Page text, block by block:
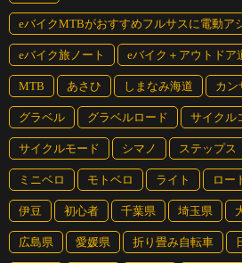
eバイクMTBがおすすめフルサスに電動ア
eバイク旅ノート eバイク＋アウトドア
MTB あさひ しまなみ海道 カン
グラベル グラベルロード サイクル
サイクルモード シマノ ステップス
ミニベロ モトベロ ライト ロー
伊豆 初心者 千葉県 埼玉県
広島県 愛媛県 折り畳み自転車